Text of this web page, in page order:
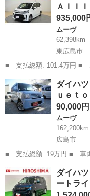
転席助手席エ...
ＡＩＩ
935,000
ムーヴ
62,398km
東広島市
■ 支払総額: 101.4万円 ■ 車両本体価格： 935,000 円 ■ メーカー
名： ダイハツ ■ 車種名
Ｘリミテッド ＳＡＩＩ
ミュージッ...
広島 東広島市
ダイハ
ｕｅｔ
90,000円
ムーヴ
162,200km
広島市
■ 支払総額: 19万円 ■ 車両本体価格： 90,000 円 ■ メーカー
名： ダイハツ ■ 車種名
ナビフルセグＢｌｕｅｔ
山 ■ 排気量： ...
広島 広島市 ムーヴ
ダイハ
ートラ